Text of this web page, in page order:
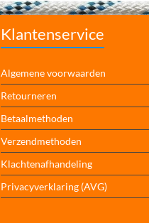
Klantenservice
Algemene voorwaarden
Retourneren
Betaalmethoden
Verzendmethoden
Klachtenafhandeling
Privacyverklaring (AVG)